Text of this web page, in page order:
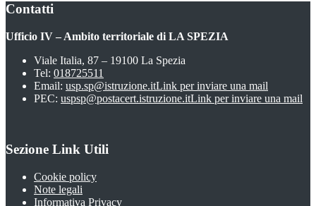
Contatti
Ufficio IV – Ambito territoriale di LA SPEZIA
Viale Italia, 87 – 19100 La Spezia
Tel: 018725511
Email: usp.sp@istruzione.itLink per inviare una mail
PEC: uspsp@postacert.istruzione.itLink per inviare una mail
Sezione Link Utili
Cookie policy
Note legali
Informativa Privacy